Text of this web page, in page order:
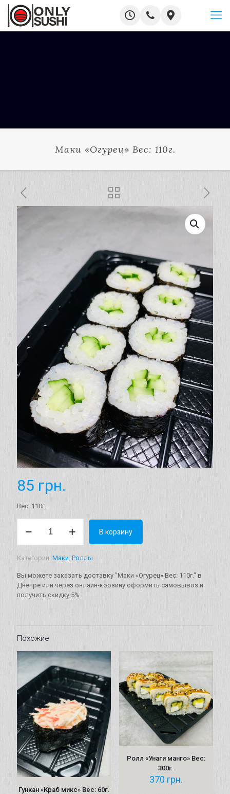
Маки «Огурец» Вес: 110г.
85 грн.
Вес: 110г.
товара
Вес:
110г.
В корзину
Категории: Маки, Роллы
Вы можете заказать доставку "Маки «Огурец» Вес: 110г." в
Днепре или через онлайн-корзину оформить самовывоз и
получить скидку 5%
Похожие
Гункан «Краб микс» Вес: 60г.
Ролл «Унаги манго» Вес:
300г.
370 грн.